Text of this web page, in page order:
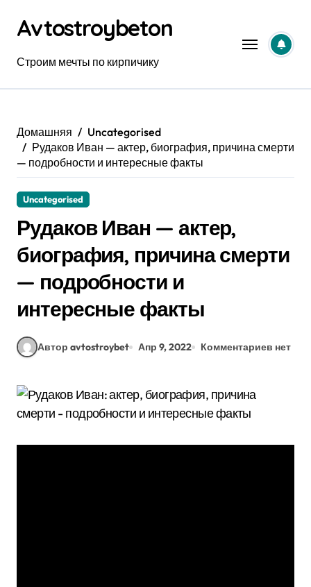
содержанию
Avtostroybeton
Строим мечты по кирпичику
Домашняя
Uncategorised
Рудаков Иван — актер, биография, причина смерти
— подробности и интересные факты
Uncategorised
Рудаков Иван — актер,
биография, причина смерти
— подробности и
интересные факты
Автор avtostroybet Апр 9, 2022 Комментариев нет